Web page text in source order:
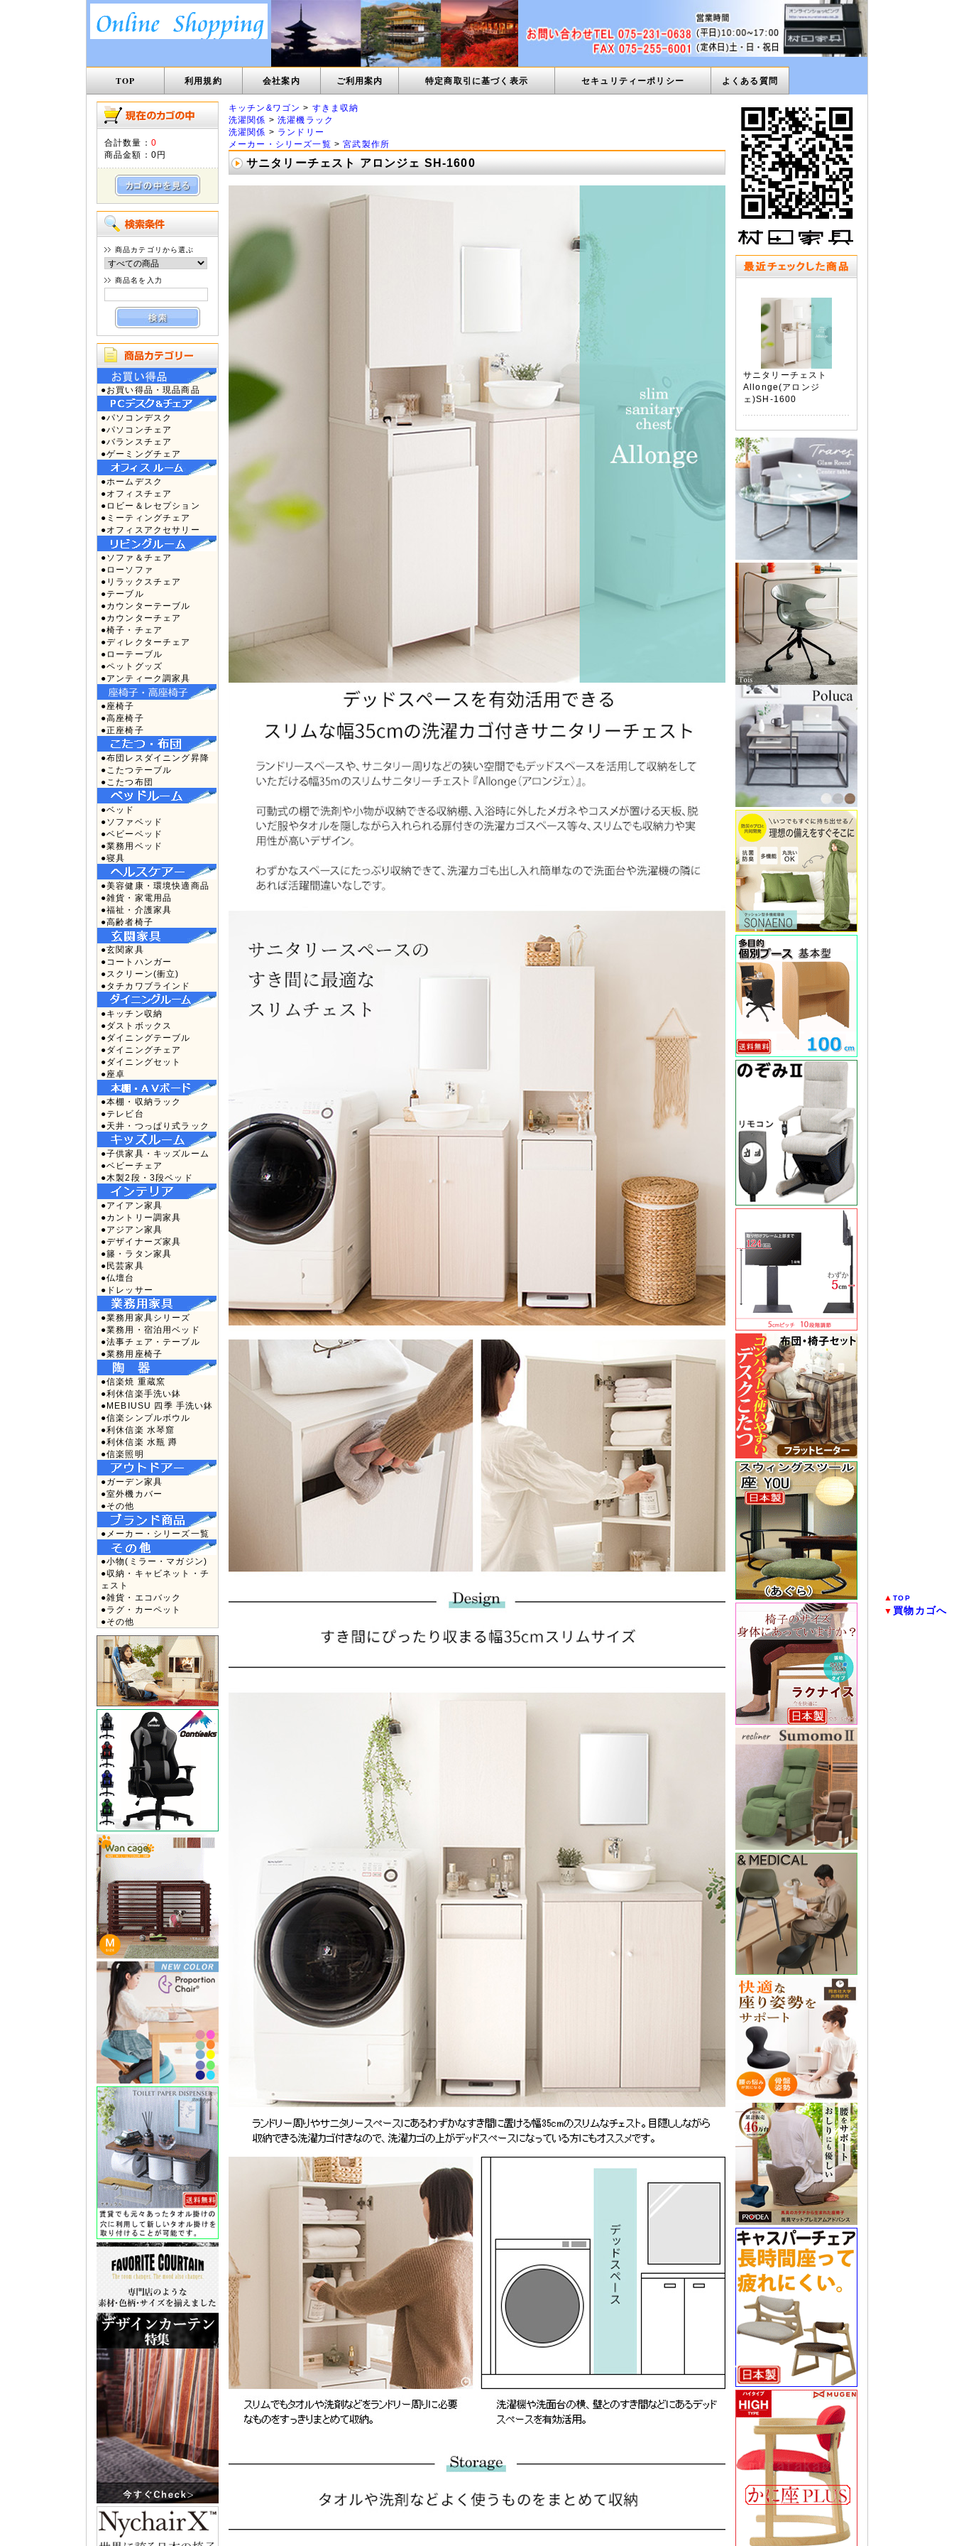
TOP 利用規約 会社案内 ご利用案内 特定商取引に基づく表示 セキュリティーポリシー よくある質問
合計数量： 0
商品金額： 0円
商品カテゴリから選ぶ
商品名を入力
●お買い得品・現品商品
●パソコンデスク
●パソコンチェア
●バランスチェア
●ゲーミングチェア
●ホームデスク
●オフィスチェア
●ロビー＆レセプション
●ミーティングチェア
●オフィスアクセサリー
●ソファ＆チェア
●ローソファ
●リラックスチェア
●テーブル
●カウンターテーブル
●カウンターチェア
●椅子・チェア
●ディレクターチェア
●ローテーブル
●ペットグッズ
●アンティーク調家具
●座椅子
●高座椅子
●正座椅子
●布団レスダイニング昇降
●こたつテーブル
●こたつ布団
●ベッド
●ソファベッド
●ベビーベッド
●業務用ベッド
●寝具
●美容健康・環境快適商品
●雑貨・家電用品
●福祉・介護家具
●高齢者椅子
●玄関家具
●コートハンガー
●スクリーン(衝立)
●タチカワブラインド
●キッチン収納
●ダストボックス
●ダイニングテーブル
●ダイニングチェア
●ダイニングセット
●座卓
●本棚・収納ラック
●テレビ台
●天井・つっぱり式ラック
●子供家具・キッズルーム
●ベビーチェア
●木製2段・3段ベッド
●アイアン家具
●カントリー調家具
●アジアン家具
●デザイナーズ家具
●籐・ラタン家具
●民芸家具
●仏壇台
●ドレッサー
●業務用家具シリーズ
●業務用・宿泊用ベッド
●法事チェア・テーブル
●業務用座椅子
●信楽焼 重蔵窯
●利休信楽手洗い鉢
●MEBIUSU 四季 手洗い鉢
●信楽シンプルボウル
●利休信楽 水琴窟
●利休信楽 水瓶 蹲
●信楽照明
●ガーデン家具
●室外機カバー
●その他
●メーカー・シリーズ一覧
●小物(ミラー・マガジン)
●収納・キャビネット・チ
ェスト
●雑貨・エコバック
●ラグ・カーペット
●その他
キッチン&ワゴン > すきま収納
洗濯関係 >洗濯機ラック
洗濯関係 > ランドリー
メーカー・シリーズ一覧 >宮武製作所
サニタリーチェスト アロンジェ SH-1600
サニタリーチェスト
Allonge(アロンジ
ェ)SH-1600
▲TOP
▼ 買物カゴへ